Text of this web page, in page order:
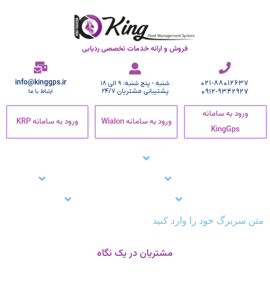
فروش و ارائه خدمات تخصصی ردیابی
021-88012637
0912-9342927
شنبه - پنج شنبه: 9 الی 18
پشتیبانی مشتریان 24/7
info@kinggps.ir
ارتباط با ما
ورود به سامانه
KingGps
ورود به سامانه Wialon ورود به سامانه KRP
متن سربرگ خود را وارد کنید
مشتریان در یک نگاه